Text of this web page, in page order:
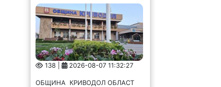
138 | 2026-08-07 11:32:27
ОБЩИНА КРИВОДОЛ ОБЛАСТ